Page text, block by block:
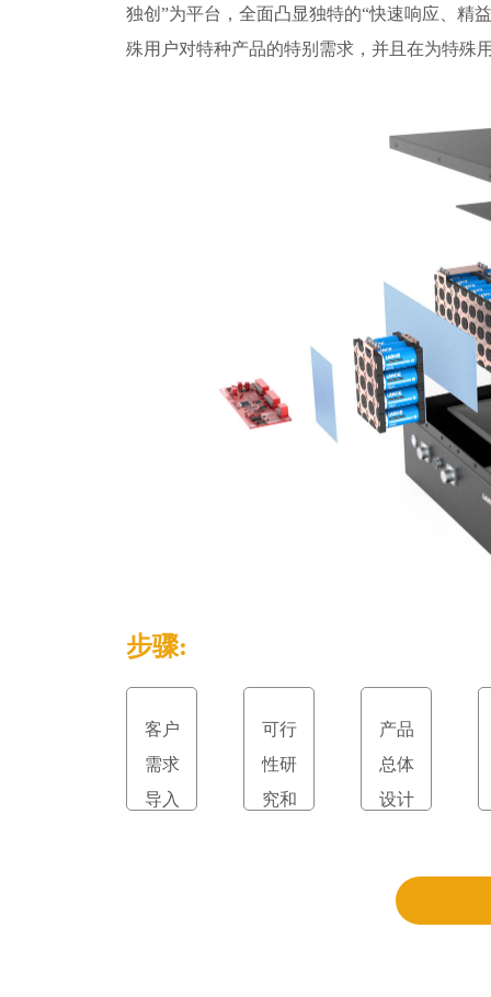
独创”为平台，全面凸显独特的“快速响应、精
殊用户对特种产品的特别需求，并且在为特殊
步骤:
客户
需求
导入
可行
性研
究和
产品
总体
设计